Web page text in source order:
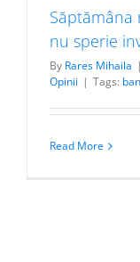
Săptămâna
nu sperie
By Rares Mihaila |
Opinii | Tags:
Read More